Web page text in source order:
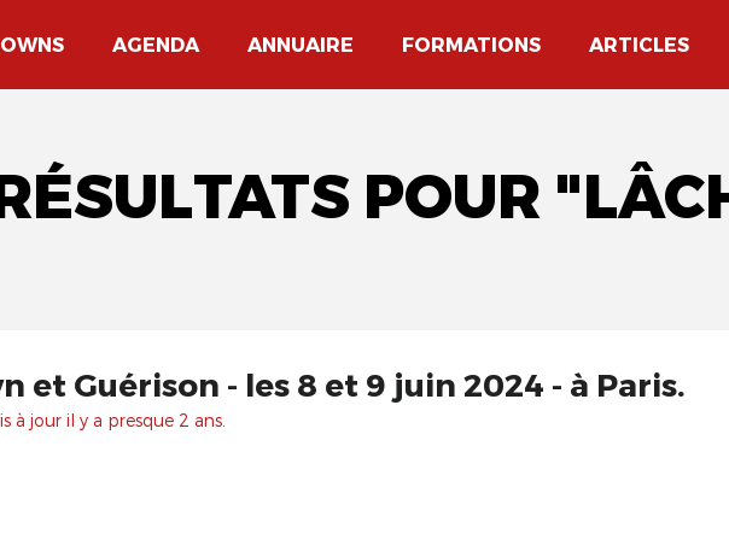
AGENDA ANNUAIRE FORMATIONS ARTICLES
POUR
et Guérison - les 8 et 9 juin 2024 - à Paris.
à jour il y a presque 2 ans.